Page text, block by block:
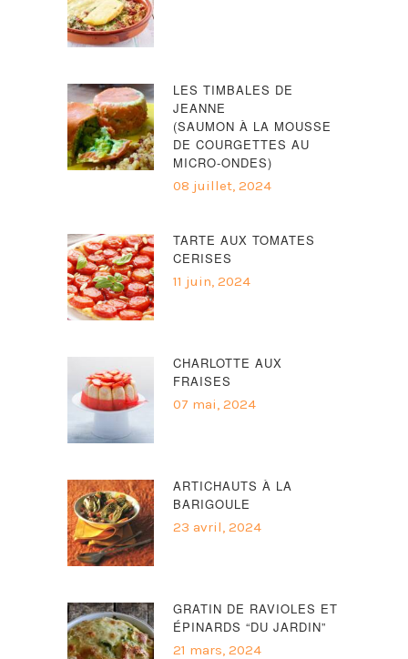
LES TIMBALES DE
JEANNE
(SAUMON À LA MOUSSE
DE COURGETTES AU
MICRO-ONDES)
08 juillet, 2024
TARTE AUX TOMATES
CERISES
11 juin, 2024
CHARLOTTE AUX
FRAISES
07 mai, 2024
ARTICHAUTS À LA
BARIGOULE
23 avril, 2024
GRATIN DE RAVIOLES ET
ÉPINARDS “DU JARDIN”
21 mars, 2024